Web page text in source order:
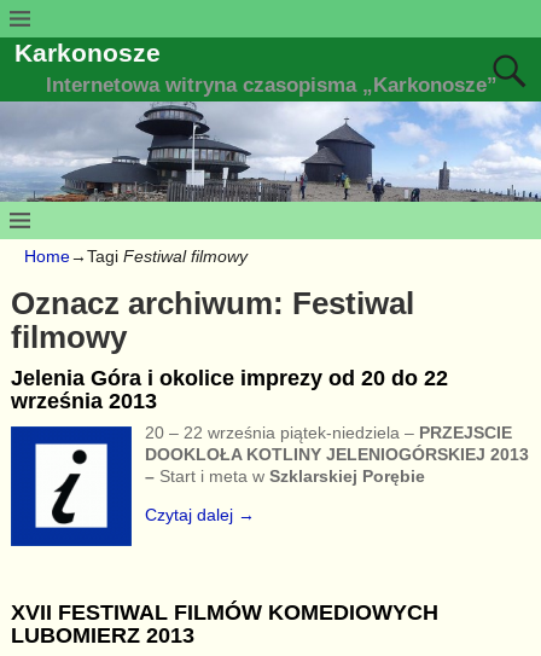
Karkonosze
Internetowa witryna czasopisma „Karkonosze”
Home→Tagi Festiwal filmowy
Oznacz archiwum: Festiwal
filmowy
Jelenia Góra i okolice imprezy od 20 do 22
września 2013
20 – 22 września piątek-niedziela – PRZEJSCIE
DOOKLOŁA KOTLINY JELENIOGÓRSKIEJ 2013
– Start i meta w Szklarskiej Porębie
Czytaj dalej →
XVII FESTIWAL FILMÓW KOMEDIOWYCH
LUBOMIERZ 2013